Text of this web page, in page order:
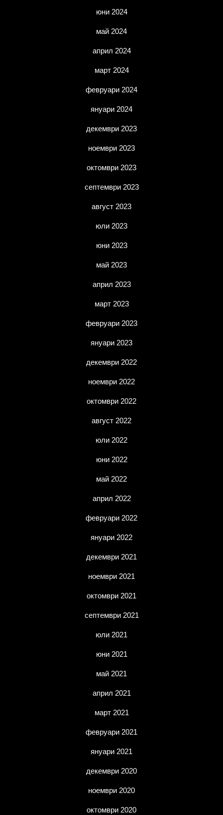
юни 2024
май 2024
април 2024
март 2024
февруари 2024
януари 2024
декември 2023
ноември 2023
октомври 2023
септември 2023
август 2023
юли 2023
юни 2023
май 2023
април 2023
март 2023
февруари 2023
януари 2023
декември 2022
ноември 2022
октомври 2022
август 2022
юли 2022
юни 2022
май 2022
април 2022
февруари 2022
януари 2022
декември 2021
ноември 2021
октомври 2021
септември 2021
юли 2021
юни 2021
май 2021
април 2021
март 2021
февруари 2021
януари 2021
декември 2020
ноември 2020
октомври 2020